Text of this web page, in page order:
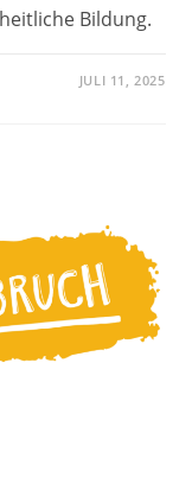
Bildung.
JULI 11, 2025